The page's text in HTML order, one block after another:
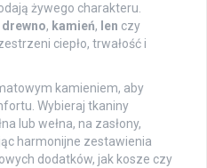
żywego charakteru.
drewno, kamień, len czy
ciepło, trwałość i
kamieniem, aby
Wybieraj tkaniny
lub wełna, na zasłony,
harmonijne zestawienia
dodatków, jak kosze czy